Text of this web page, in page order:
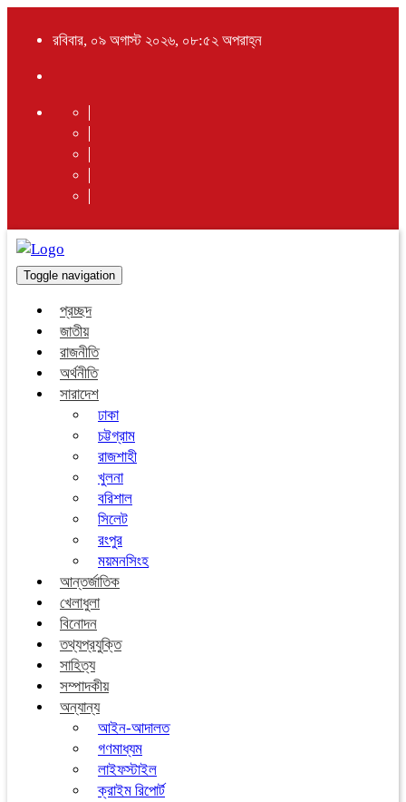
রবিবার, ০৯ অগাস্ট ২০২৬, ০৮:৫২ অপরাহ্ন
Toggle navigation
প্রচ্ছদ
জাতীয়
রাজনীতি
অর্থনীতি
সারাদেশ
ঢাকা
চট্টগ্রাম
রাজশাহী
খুলনা
বরিশাল
সিলেট
রংপুর
ময়মনসিংহ
আন্তর্জাতিক
খেলাধুলা
বিনোদন
তথ্যপ্রযুক্তি
সাহিত্য
সম্পাদকীয়
অন্যান্য
আইন-আদালত
গণমাধ্যম
লাইফস্টাইল
ক্রাইম রিপোর্ট